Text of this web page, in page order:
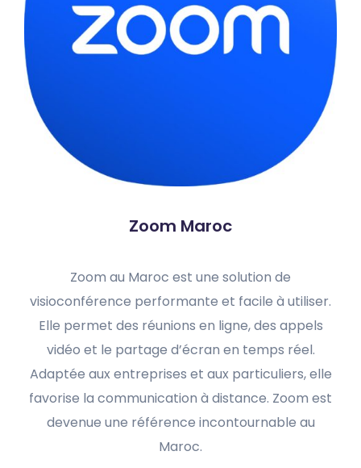
Zoom Maroc
Zoom au Maroc est une solution de
visioconférence performante et facile à utiliser.
Elle permet des réunions en ligne, des appels
vidéo et le partage d’écran en temps réel.
Adaptée aux entreprises et aux particuliers, elle
favorise la communication à distance. Zoom est
devenue une référence incontournable au
Maroc.